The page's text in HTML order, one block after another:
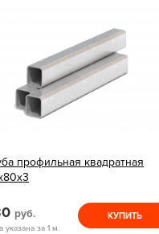
профильная квадратная
руб.
указана за 1 м.
КУПИТЬ